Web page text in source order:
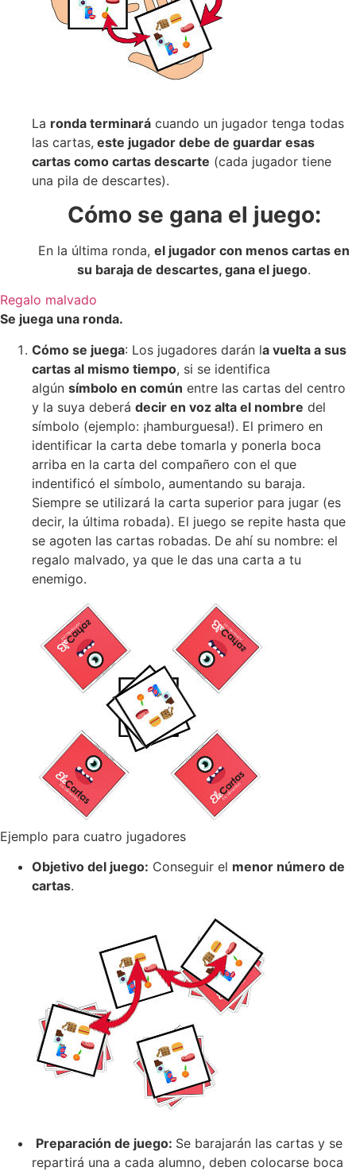
La ronda terminará cuando un jugador tenga todas
las cartas, este jugador debe de guardar esas
cartas como cartas descarte (cada jugador tiene
una pila de descartes).
Cómo se gana el juego:
En la última ronda, el jugador con menos cartas en
su baraja de descartes, gana el juego.
Regalo malvado
Se juega una ronda.
Cómo se juega: Los jugadores darán la vuelta a sus
cartas al mismo tiempo, si se identifica
algún símbolo en común entre las cartas del centro
y la suya deberá decir en voz alta el nombre del
símbolo (ejemplo: ¡hamburguesa!). El primero en
identificar la carta debe tomarla y ponerla boca
arriba en la carta del compañero con el que
indentificó el símbolo, aumentando su baraja.
Siempre se utilizará la carta superior para jugar (es
decir, la última robada). El juego se repite hasta que
se agoten las cartas robadas. De ahí su nombre: el
regalo malvado, ya que le das una carta a tu
enemigo.
Ejemplo para cuatro jugadores
Objetivo del juego: Conseguir el menor número de
cartas.
Preparación de juego: Se barajarán las cartas y se
repartirá una a cada alumno, deben colocarse boca